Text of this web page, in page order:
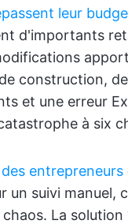
leur
d'importants
construction,
et une erreur
à six
entrepreneurs
un suivi manuel,
La solution